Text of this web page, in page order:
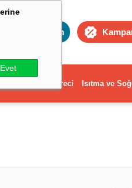
Evet
Toptan
ve Ev Gereci Isıtma ve